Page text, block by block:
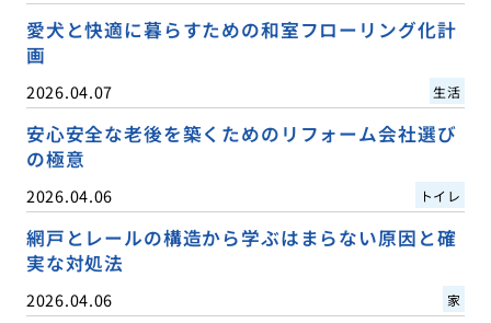
愛犬と快適に暮らすための和室フローリング化計
画
2026.04.07 生活
安心安全な老後を築くためのリフォーム会社選び
の極意
2026.04.06 トイレ
網戸とレールの構造から学ぶはまらない原因と確
実な対処法
2026.04.06 家